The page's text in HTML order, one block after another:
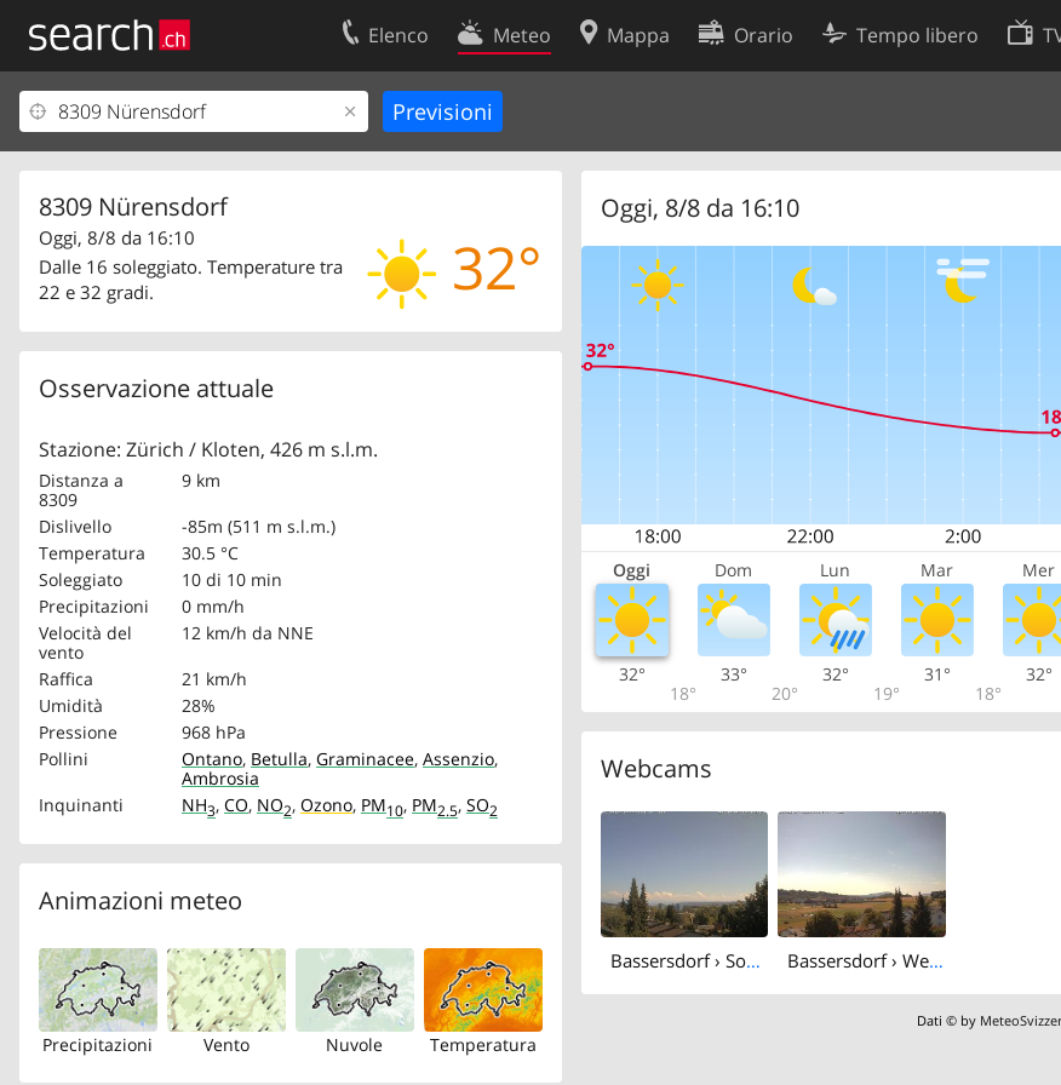
Elenco Meteo Mappa Orario Tempo libero
8309 Nürensdorf
32°
Oggi, 8/8 da 16:10
Dalle 16 soleggiato. Temperature tra
22 e 32 gradi.
Osservazione attuale
Stazione: Zürich / Kloten, 426 m s.l.m.
Distanza a
8309
9 km
Dislivello
-85m (511 m s.l.m.)
Temperatura
30.5 °C
Soleggiato
10 di 10 min
Precipitazioni
0 mm/h
Velocità del
vento
12 km/h da NNE
Raffica
21 km/h
Umidità
28%
Pressione
968 hPa
Pollini
Ontano, Betulla, Graminacee, Assenzio,
Ambrosia
Inquinanti
NH3, CO, NO2, Ozono, PM10, PM2.5, SO2
Animazioni meteo
Precipitazioni Vento Nuvole Temperatura
Oggi, 8/8 da 16:10
Oggi Dom Lun Mar Mer
32°
18°
33°
20°
32°
19°
31°
18°
32°
Webcams
Bassersdorf › South Bassersdorf › West: Sportplatz Acherwis
Dati © by
Il vostro profolio
Area clienti
Contatti
Condizioni d’uso
Preferenze cookie